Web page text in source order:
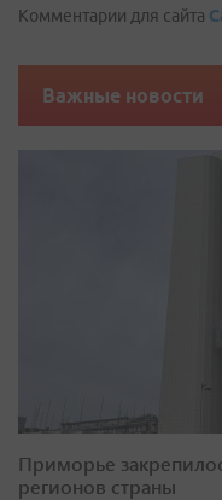
Комментарии для сайта
Важные новости
Приморье
регионов страны